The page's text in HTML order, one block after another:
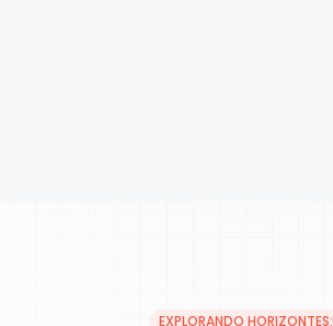
EXPLORANDO HORIZONTES: